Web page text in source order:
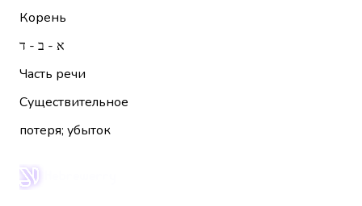
Корень
א - ב - ד
Часть речи
Существительное
потеря; убыток